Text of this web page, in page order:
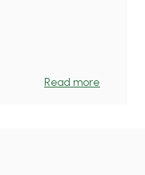
Read more